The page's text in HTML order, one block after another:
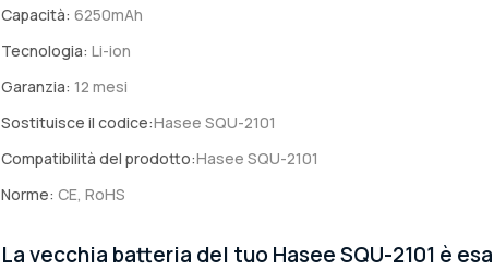
Capacità: 6250mAh
Tecnologia: Li-ion
Garanzia: 12 mesi
Sostituisce il codice:Hasee SQU-2101
Compatibilità del prodotto:Hasee SQU-2101
Norme: CE, RoHS
La vecchia batteria del tuo Hasee SQU-2101 è